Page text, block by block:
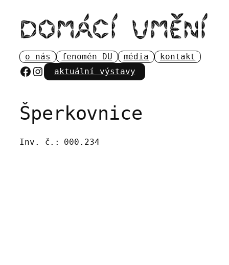
obsah
o nás fenomén DU média kontakt
Facebook
Instagram
aktuální výstavy
Šperkovnice
Inv. č.: 000.234